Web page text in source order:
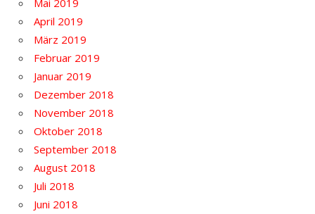
April 2019
März 2019
Februar 2019
Januar 2019
Dezember 2018
November 2018
Oktober 2018
September 2018
August 2018
Juli 2018
Juni 2018